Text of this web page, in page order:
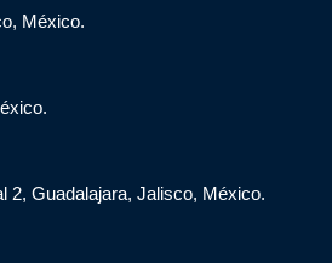
México.
2, Guadalajara, Jalisco, México.